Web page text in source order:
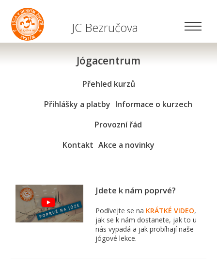
JC Bezručova
Jógacentrum
Přehled kurzů
Přihlášky a platby Informace o kurzech
Provozní řád
Kontakt Akce a novinky
Jdete k nám poprvé?
Podívejte se na KRÁTKÉ VIDEO,
jak se k nám dostanete, jak to u
nás vypadá a jak probíhají naše
jógové lekce.